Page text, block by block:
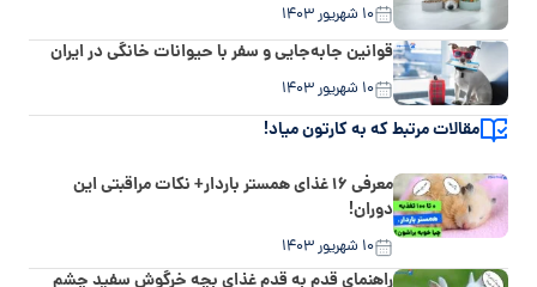
۱۰ شهریور ۱۴۰۳
قوانین جابه‌جایی و سفر با حیوانات خانگی در ایران
۱۰ شهریور ۱۴۰۳
مقالات مرتبط که به کارتون میاد!
معرفی ۱۶ غذای همستر باردار+ نکات مراقبتی این
دوران!
۱۰ شهریور ۱۴۰۳
راهنمای قدم به قدم غذای بچه خرگوش سفید چشم